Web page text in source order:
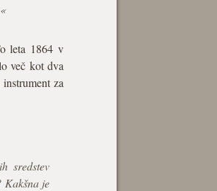
leta 1864 v
več kot dva
za
sredstev
Kakšna je